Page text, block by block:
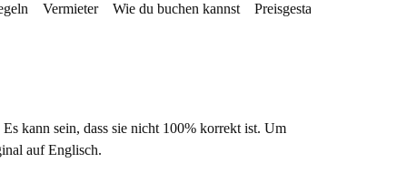
Vermieter Wie du buchen kannst Preisgestaltung
kann sein, dass sie nicht 100% korrekt ist. Um
auf Englisch.